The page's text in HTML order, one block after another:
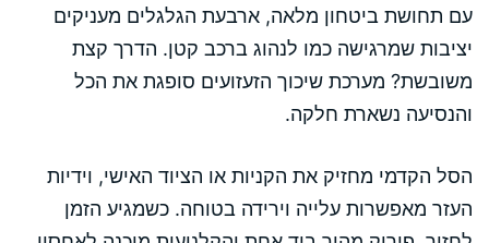
עם תחושת ביטחון מלאה, ארבעת הגלגלים מעניקים
יציבות שמרגישה כמו לנהוג ברכב קטן. הדרך קצת
משובשת? מערכת שיכוך הזעזועים סופגת את הכל
והנסיעה נשארת חלקה.
הסל הקדמי מחזיק את הקניות או הציוד האישי, וידיות
העזר מאפשרות עלייה וירידה בטוחה. כשמגיע הזמן